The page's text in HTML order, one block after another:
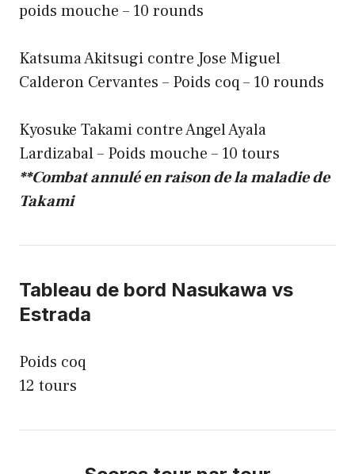
poids mouche – 10 rounds
Katsuma Akitsugi contre Jose Miguel
Calderon Cervantes – Poids coq – 10 rounds
Kyosuke Takami contre Angel Ayala
Lardizabal – Poids mouche – 10 tours
**Combat annulé en raison de la maladie de
Takami
Tableau de bord Nasukawa vs
Estrada
Poids coq
12 tours